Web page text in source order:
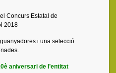
Concurs Estatal de
2018
i una selecció
aniversari de l’entitat